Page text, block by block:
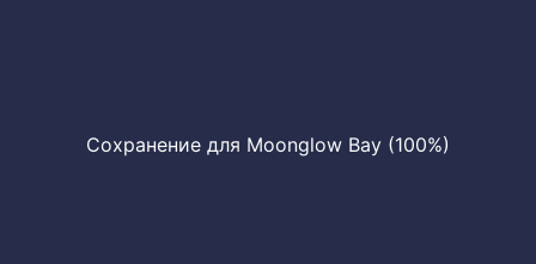
Сохранение для Moonglow Bay (100%)